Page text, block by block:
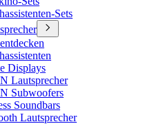
Sets
Displays
Lautsprecher
Subwoofers
Soundbars
Lautsprecher